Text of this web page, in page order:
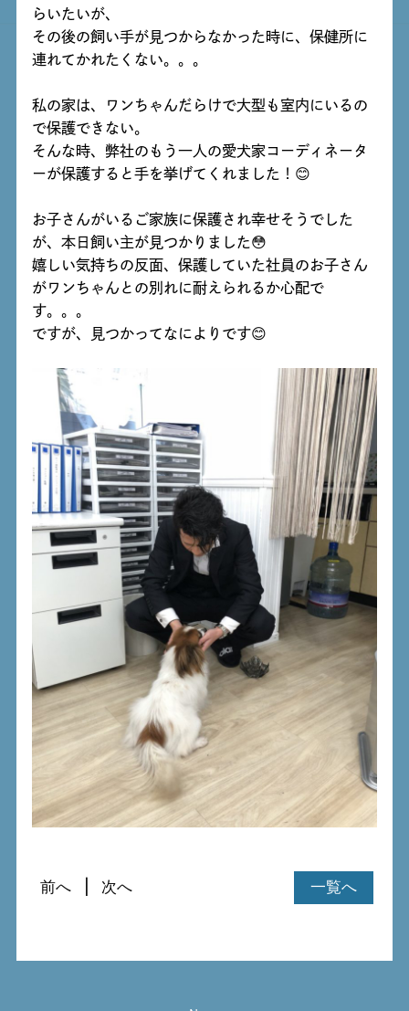
らいたいが、
その後の飼い手が見つからなかった時に、保健所に
連れてかれたくない。。。
私の家は、ワンちゃんだらけで大型も室内にいるの
で保護できない。
そんな時、弊社のもう一人の愛犬家コーディネータ
ーが保護すると手を挙げてくれました！😊
お子さんがいるご家族に保護され幸せそうでした
が、本日飼い主が見つかりました😳
嬉しい気持ちの反面、保護していた社員のお子さん
がワンちゃんとの別れに耐えられるか心配で
す。。。
ですが、見つかってなによりです😊
一覧へ
前へ 次へ